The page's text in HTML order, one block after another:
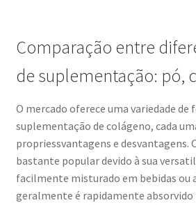
Comparação entre
de suplementação: pó,
O mercado oferece uma variedade de
suplementação de colágeno, cada
propriessvantagens e desvantagens.
bastante popular devido à sua
facilmente misturado em bebidas ou
geralmente é rapidamente